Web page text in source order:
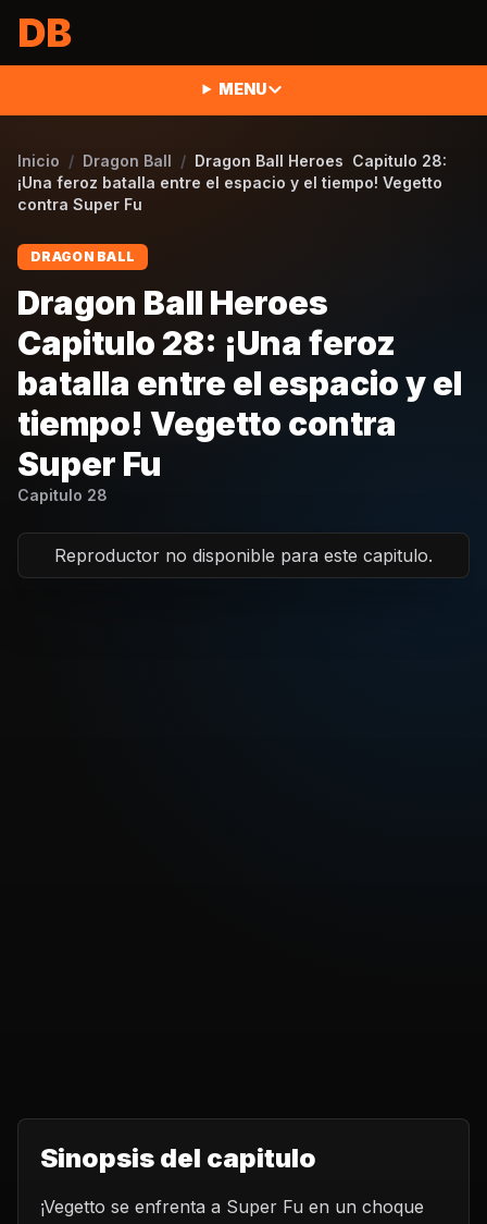
DB
MENU
Inicio / Dragon Ball / Dragon Ball Heroes Capitulo 28:
¡Una feroz batalla entre el espacio y el tiempo! Vegetto
contra Super Fu
DRAGON BALL
Dragon Ball Heroes
Capitulo 28: ¡Una feroz
batalla entre el espacio y el
tiempo! Vegetto contra
Super Fu
Capitulo 28
Reproductor no disponible para este capitulo.
Sinopsis del capitulo
¡Vegetto se enfrenta a Super Fu en un choque